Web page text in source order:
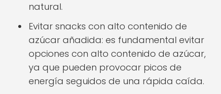
natural.
Evitar snacks con alto contenido de
azúcar añadida: es fundamental evitar
opciones con alto contenido de azúcar,
ya que pueden provocar picos de
energía seguidos de una rápida caída.